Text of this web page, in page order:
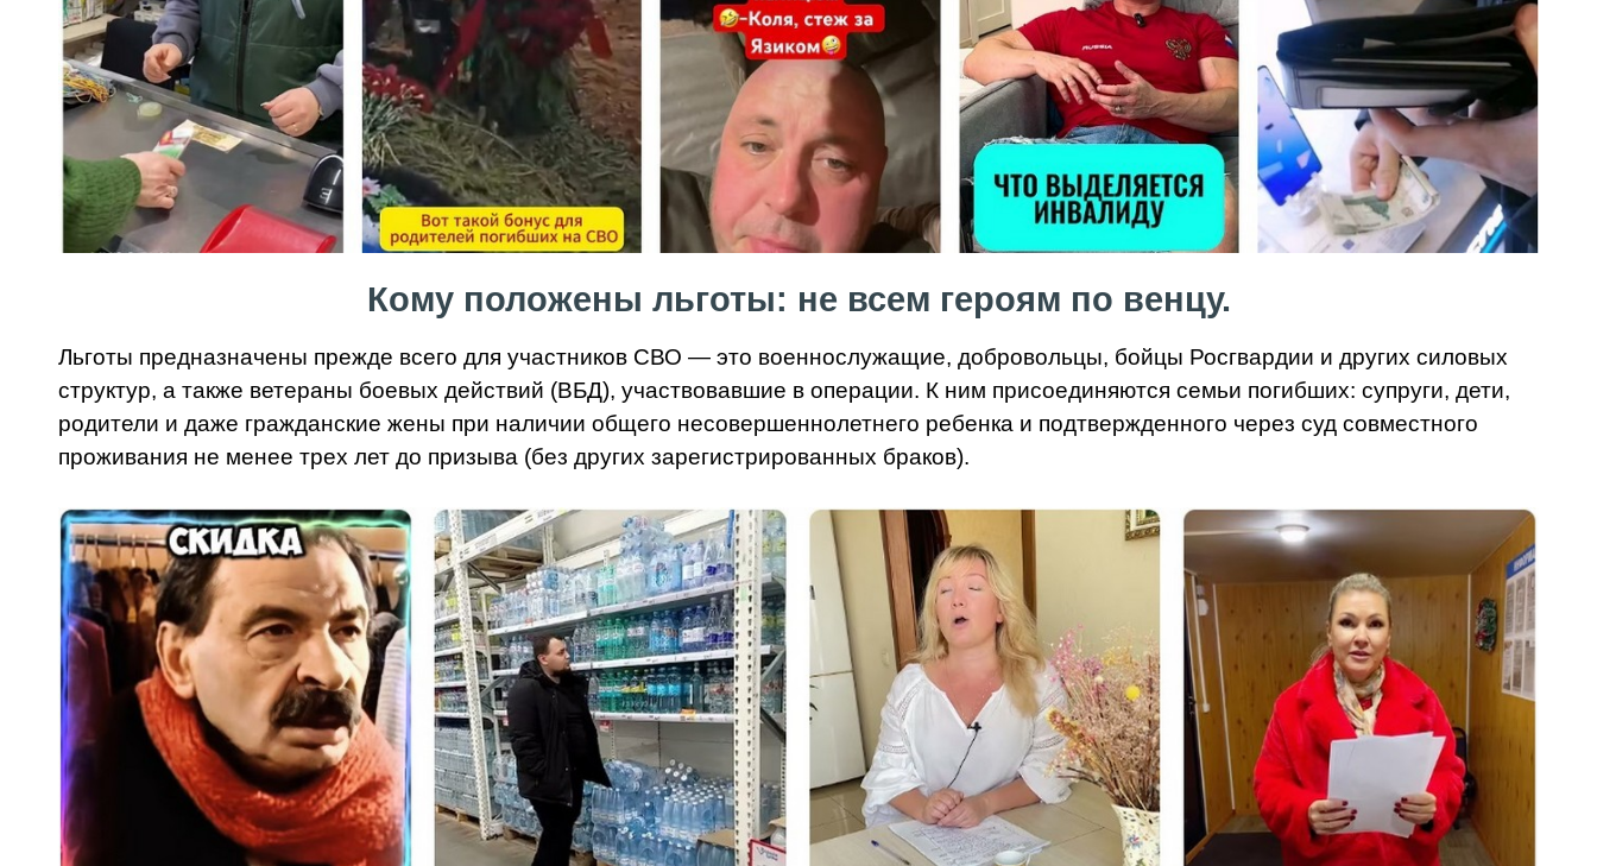
Кому положены льготы: не всем героям по венцу.
Льготы предназначены прежде всего для участников СВО — это военнослужащие, добровольцы, бойцы Росгвардии и других силовых
структур, а также ветераны боевых действий (ВБД), участвовавшие в операции. К ним присоединяются семьи погибших: супруги, дети,
родители и даже гражданские жены при наличии общего несовершеннолетнего ребенка и подтвержденного через суд совместного
проживания не менее трех лет до призыва (без других зарегистрированных браков).